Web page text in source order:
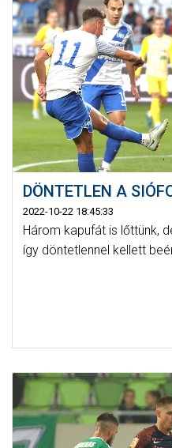
DÖNTETLEN A
2022-10-22 18:45:33
Három kapufát is lőttünk,
így döntetlennel kellett